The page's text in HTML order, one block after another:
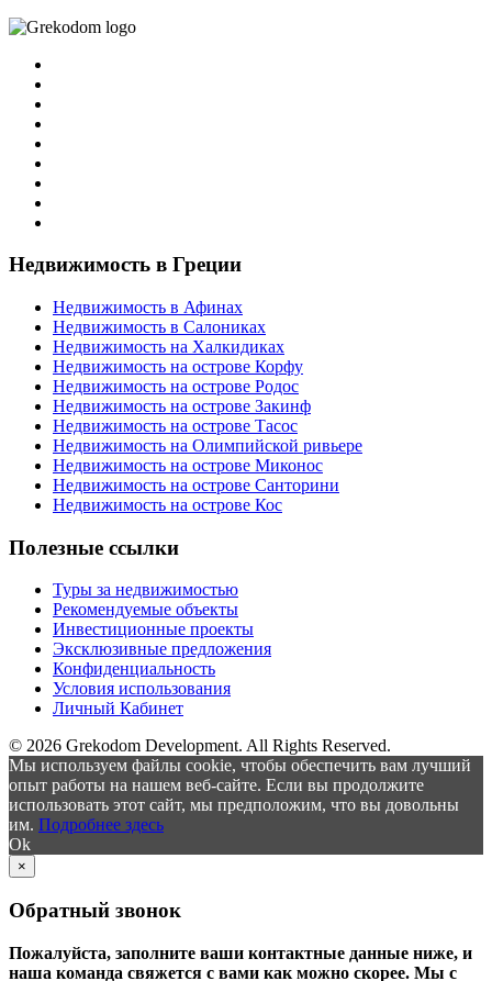
Недвижимость в Греции
Недвижимость в Афинах
Недвижимость в Салониках
Недвижимость на Халкидиках
Недвижимость на острове Корфу
Недвижимость на острове Родос
Недвижимость на острове Закинф
Недвижимость на острове Тасос
Недвижимость на Олимпийской ривьере
Недвижимость на острове Миконос
Недвижимость на острове Санторини
Недвижимость на острове Кос
Полезные ссылки
Туры за недвижимостью
Рекомендуемые объекты
Инвестиционные проекты
Эксклюзивные предложения
Конфиденциальность
Условия использования
Личный Кабинет
© 2026 Grekodom Development. All Rights Reserved.
Мы используем файлы cookie, чтобы обеспечить вам лучший
опыт работы на нашем веб-сайте. Если вы продолжите
использовать этот сайт, мы предположим, что вы довольны
им. Подробнее здесь
Ok
×
Обратный звонок
Пожалуйста, заполните ваши контактные данные ниже, и
наша команда свяжется с вами как можно скорее. Мы с